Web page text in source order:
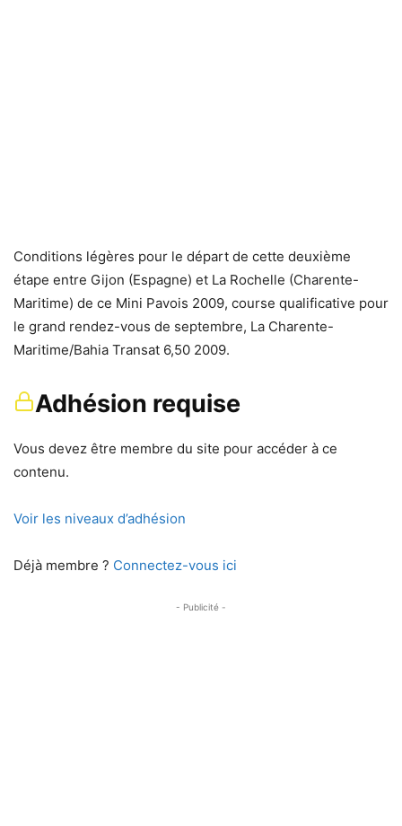
Conditions légères pour le départ de cette deuxième
étape entre Gijon (Espagne) et La Rochelle (Charente-
Maritime) de ce Mini Pavois 2009, course qualificative pour
le grand rendez-vous de septembre, La Charente-
Maritime/Bahia Transat 6,50 2009.
Adhésion requise
Vous devez être membre du site pour accéder à ce
contenu.
Voir les niveaux d’adhésion
Déjà membre ? Connectez-vous ici
- Publicité -